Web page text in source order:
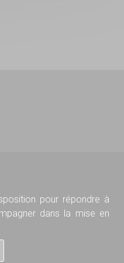
pour répondre à
dans la mise en